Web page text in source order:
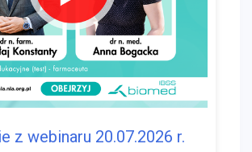
z webinaru 20.07.2026 r.